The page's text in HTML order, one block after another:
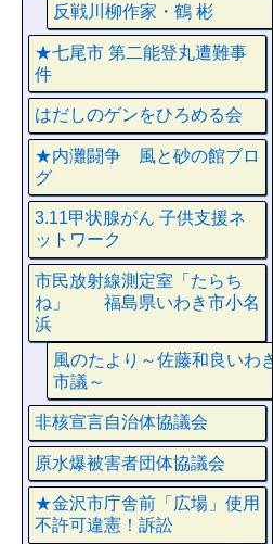
反戦川柳作家・鶴 彬
★七尾市 第二能登丸遭難事
件
はだしのゲンをひろめる会
★内灘闘争 風と砂の館ブロ
グ
3.11甲状腺がん 子供支援ネ
ットワーク
市民放射線測定室「たらち
ね」 福島県いわき市小名
浜
風のたより～佐藤和良いわき
市議～
非核宣言自治体協議会
原水爆被害者団体協議会
★金沢市庁舎前「広場」使用
不許可違憲！訴訟